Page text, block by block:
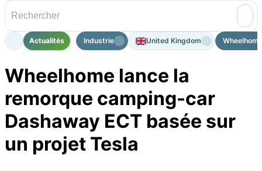
Actualités Industrie United Kingdom
Wheelhome lance la
remorque camping-car
Dashaway ECT basée sur
un projet Tesla